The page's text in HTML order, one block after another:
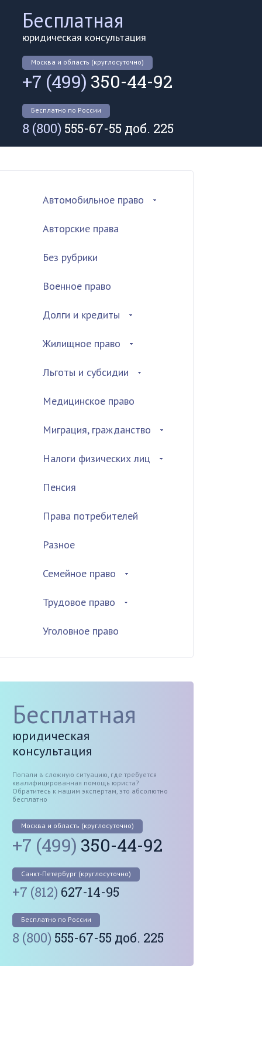
Бесплатная
юридическая консультация
Москва и область (круглосуточно)
+7 (499) 350-44-92
Бесплатно по России
8 (800) 555-67-55 доб. 225
Автомобильное право
Авторские права
Без рубрики
Военное право
Долги и кредиты
Жилищное право
Льготы и субсидии
Медицинское право
Миграция, гражданство
Налоги физических лиц
Пенсия
Права потребителей
Разное
Семейное право
Трудовое право
Уголовное право
Бесплатная
юридическая
консультация
Попали в сложную ситуацию, где требуется
квалифицированная помощь юриста?
Обратитесь к нашим экспертам, это абсолютно
бесплатно
Москва и область (круглосуточно)
+7 (499) 350-44-92
Санкт-Петербург (круглосуточно)
+7 (812) 627-14-95
Бесплатно по России
8 (800) 555-67-55 доб. 225